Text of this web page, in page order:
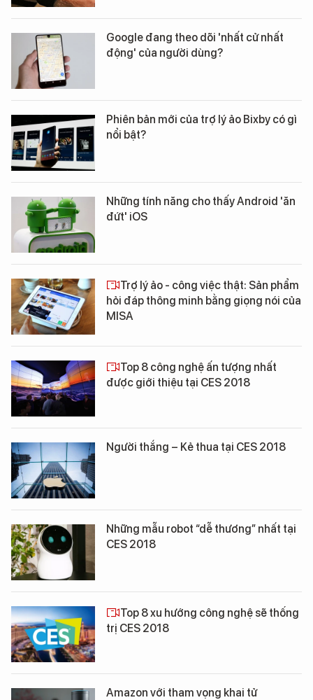
Google đang theo dõi 'nhất cử nhất
động' của người dùng?
Phiên bản mới của trợ lý ảo Bixby có gì
nổi bật?
Những tính năng cho thấy Android 'ăn
đứt' iOS
Trợ lý ảo - công việc thật: Sản phẩm
hỏi đáp thông minh bằng giọng nói của
MISA
Top 8 công nghệ ấn tượng nhất
được giới thiệu tại CES 2018
Người thắng – Kẻ thua tại CES 2018
Những mẫu robot “dễ thương” nhất tại
CES 2018
Top 8 xu hướng công nghệ sẽ thống
trị CES 2018
Amazon với tham vọng khai tử